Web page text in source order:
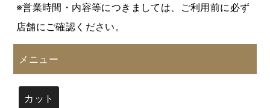
※営業時間・内容等につきましては、ご利用前に必ず
店舗にご確認ください。
メニュー
カット